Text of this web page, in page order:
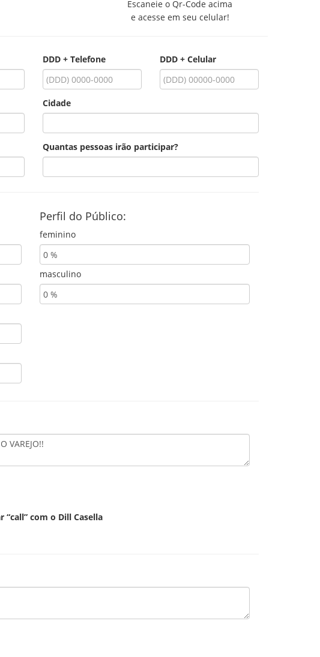
Escaneie o Qr-Code acima
e acesse em seu celular!
DDD + Telefone DDD + Celular
Cidade
Quantas pessoas irão participar?
Perfil do Público:
feminino
masculino
“call” com o Dill Casella